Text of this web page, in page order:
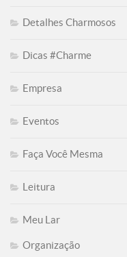
Detalhes Charmosos
Dicas #Charme
Empresa
Eventos
Faça Você Mesma
Leitura
Meu Lar
Organização